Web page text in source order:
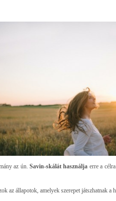
az ún.Savin-skálát használja erre a
az állapotok, amelyek szerepet játszhatnak a